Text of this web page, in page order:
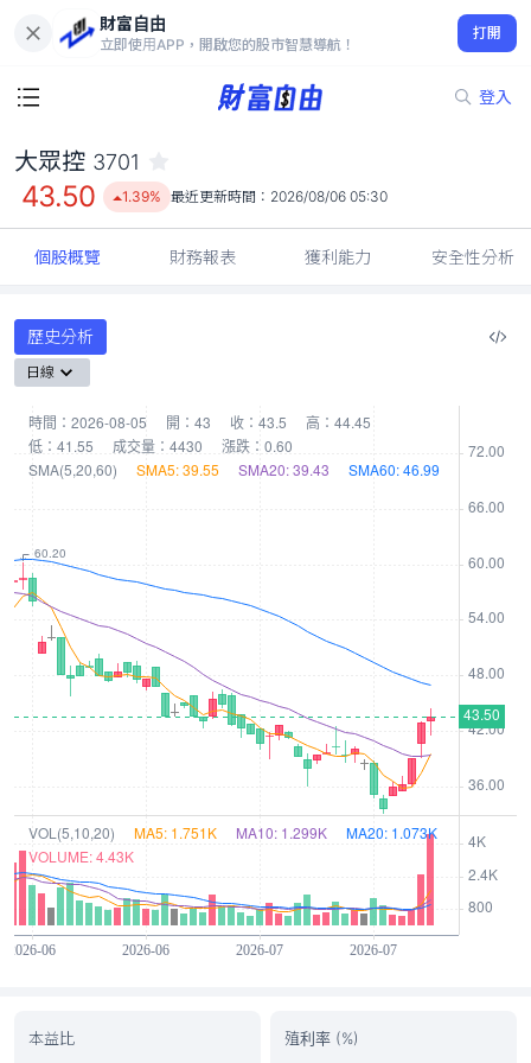
財富自由
立即使用APP，開啟您的股市智慧導航！
打開
登入
43.50
1.39%
大眾控 3701
43.50 1.39% 最近更新時間： 2026/08/06 05:30
個股概覽 財務報表 獲利能力 安全性分析
歷史分析
日線
本益比 殖利率 (%)